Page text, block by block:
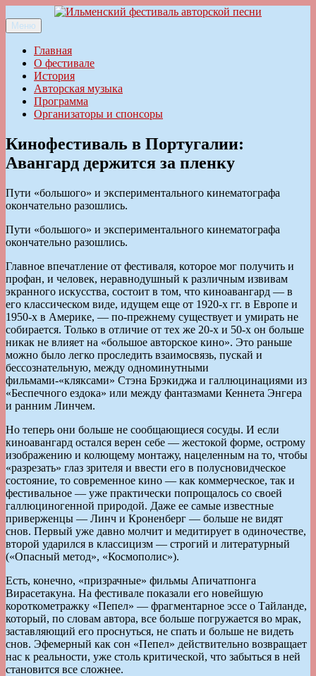
к
содержимому
Ильменский фестиваль авторской песни
Меню
Главная
О фестивале
История
Авторская музыка
Программа
Организаторы и спонсоры
Кинофестиваль в Португалии:
Авангард держится за пленку
Пути «большого» и экспериментального кинематографа
окончательно разошлись.
Пути «большого» и экспериментального кинематографа
окончательно разошлись.
Главное впечатление от фестиваля, которое мог получить и
профан, и человек, неравнодушный к различным извивам
экранного искусства, состоит в том, что киноавангард — в
его классическом виде, идущем еще от 1920-х гг. в Европе и
1950-х в Америке, — по-прежнему существует и умирать не
собирается. Только в отличие от тех же 20-х и 50-х он больше
никак не влияет на «большое авторское кино». Это раньше
можно было легко проследить взаимосвязь, пускай и
бессознательную, между одноминутными
фильмами-«кляксами» Стэна Брэкиджа и галлюцинациями из
«Беспечного ездока» или между фантазмами Кеннета Энгера
и ранним Линчем.
Но теперь они больше не сообщающиеся сосуды. И если
киноавангард остался верен себе — жестокой форме, острому
изображению и колющему монтажу, нацеленным на то, чтобы
«разрезать» глаз зрителя и ввести его в полусновидческое
состояние, то современное кино — как коммерческое, так и
фестивальное — уже практически попрощалось со своей
галлюциногенной природой. Даже ее самые известные
приверженцы — Линч и Кроненберг — больше не видят
снов. Первый уже давно молчит и медитирует в одиночестве,
второй ударился в классицизм — строгий и литературный
(«Опасный метод», «Космополис»).
Есть, конечно, «призрачные» фильмы Апичатпонга
Вирасетакуна. На фестивале показали его новейшую
короткометражку «Пепел» — фрагментарное эссе о Тайланде,
который, по словам автора, все больше погружается во мрак,
заставляющий его проснуться, не спать и больше не видеть
снов. Эфемерный как сон «Пепел» действительно возвращает
нас к реальности, уже столь критической, что забыться в ней
становится все сложнее.